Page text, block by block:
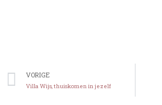
VORIGE
Villa Wijs, thuiskomen in jezelf